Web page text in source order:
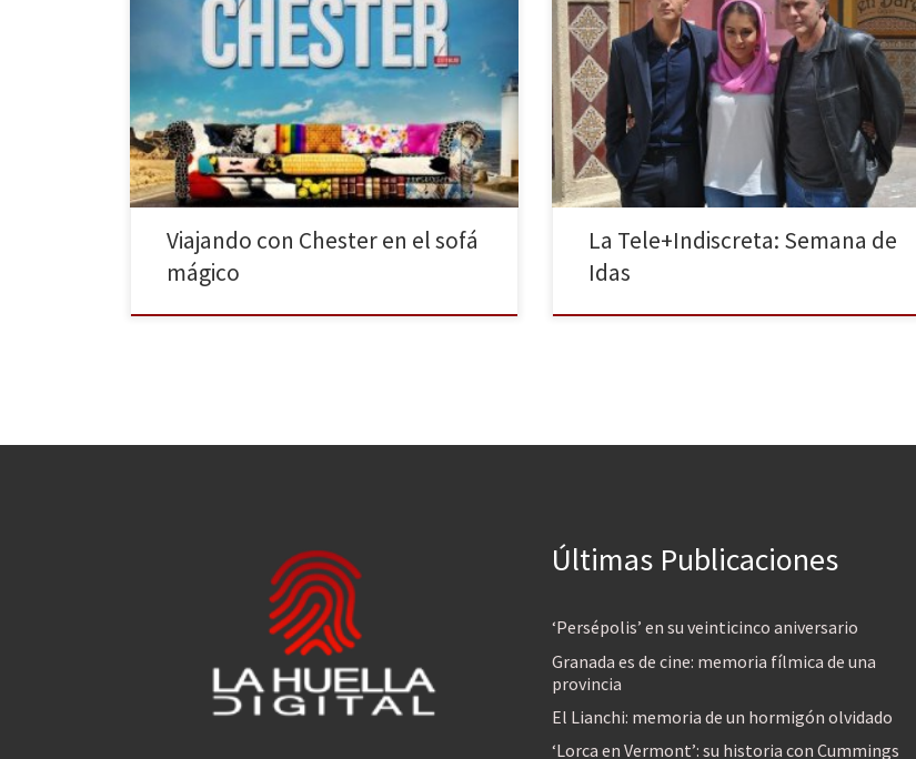
Viajando con Chester es la nueva apuesta de Cuatro.
El popular y polémico Risto Mejide, acompañado de
un sofá que le acompaña en su particular viaje, es el
encargado de presentar al espectador una serie de
“entrevistas” en el que trata de llegar hasta el fondo
de lo posible, no […]
Viajando con Chester en el sofá
mágico
Esta semana, en nuestra sección de la Tele +
Indiscreta, haremos un repaso a las últimas noticias de
nuestra mejor amiga que en tantos y tantos momentos
nos acompaña, la televisión. Estrenos más que
esperados, regresos de programas más que
consolidados y nuevas apuestas para enganchar a los
telespectadores. Nuevas […]
La Tele+Indiscreta: Semana de
Idas
Últimas Publicaciones
‘Persépolis’ en su veinticinco aniversario
Granada es de cine: memoria fílmica de una
provincia
El Lianchi: memoria de un hormigón olvidado
‘Lorca en Vermont’: su historia con Cummings